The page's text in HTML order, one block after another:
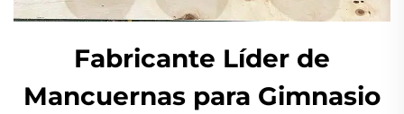
Fabricante Líder de
Mancuernas para Gimnasio